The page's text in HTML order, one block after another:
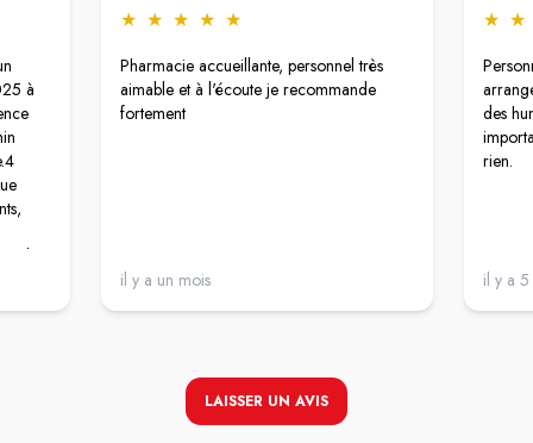
à
la
★ ★ ★ ★ ★
Pharmacie accueillante, personnel très
aimable et à l'écoute je recommande
fortement
il y a un mois
★ ★
des
rien.
il y a
LAISSER UN AVIS